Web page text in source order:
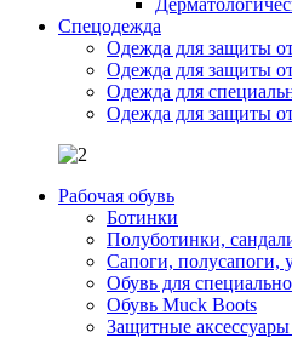
Спецодежда
Одежда для защиты
Одежда для защиты
Одежда для
Одежда для защиты
Рабочая обувь
Ботинки
Полуботинки,
Сапоги, полусапоги,
Обувь для
Обувь Muck Boots
Защитные аксессуары